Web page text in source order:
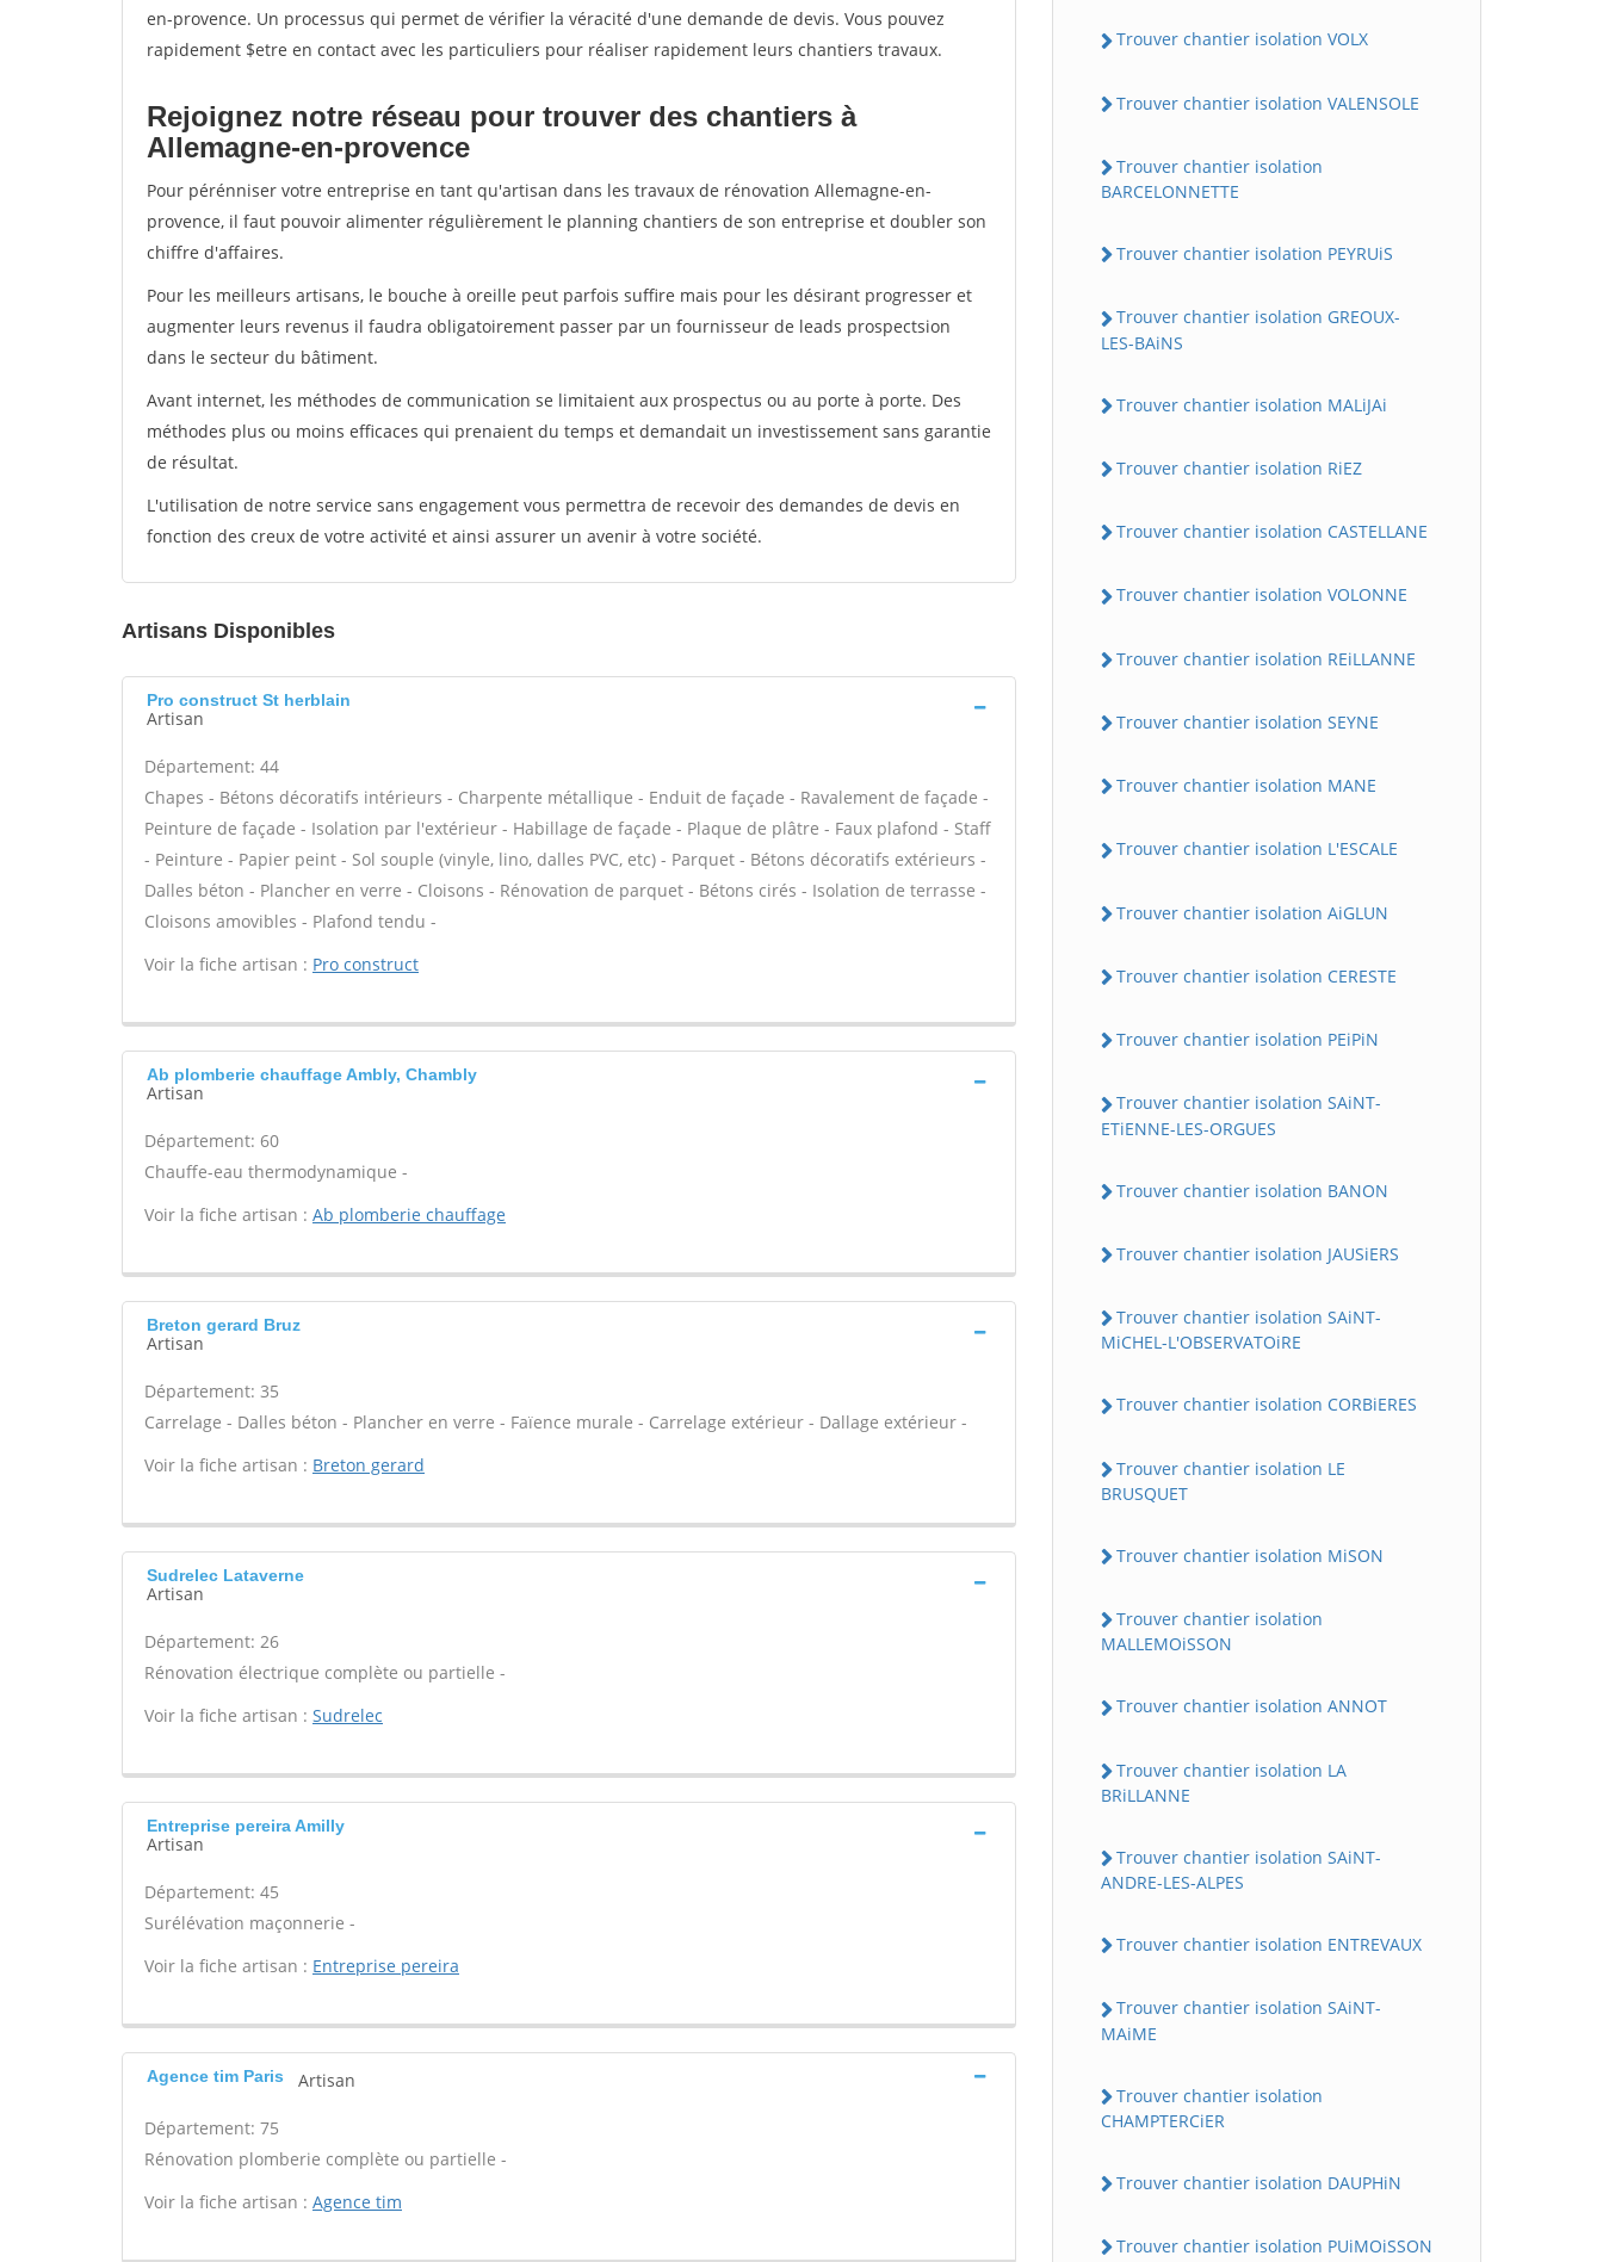
en-provence. Un processus qui permet de vérifier la véracité d'une demande de devis. Vous pouvez
rapidement $etre en contact avec les particuliers pour réaliser rapidement leurs chantiers travaux.
Rejoignez notre réseau pour trouver des chantiers à
Allemagne-en-provence
Pour pérénniser votre entreprise en tant qu'artisan dans les travaux de rénovation Allemagne-en-
provence, il faut pouvoir alimenter régulièrement le planning chantiers de son entreprise et doubler son
chiffre d'affaires.
Pour les meilleurs artisans, le bouche à oreille peut parfois suffire mais pour les désirant progresser et
augmenter leurs revenus il faudra obligatoirement passer par un fournisseur de leads prospectsion
dans le secteur du bâtiment.
Avant internet, les méthodes de communication se limitaient aux prospectus ou au porte à porte. Des
méthodes plus ou moins efficaces qui prenaient du temps et demandait un investissement sans garantie
de résultat.
L'utilisation de notre service sans engagement vous permettra de recevoir des demandes de devis en
fonction des creux de votre activité et ainsi assurer un avenir à votre société.
Artisans Disponibles
Pro construct St herblain
Artisan
Département: 44
Chapes - Bétons décoratifs intérieurs - Charpente métallique - Enduit de façade - Ravalement de façade -
Peinture de façade - Isolation par l'extérieur - Habillage de façade - Plaque de plâtre - Faux plafond - Staff
- Peinture - Papier peint - Sol souple (vinyle, lino, dalles PVC, etc) - Parquet - Bétons décoratifs extérieurs -
Dalles béton - Plancher en verre - Cloisons - Rénovation de parquet - Bétons cirés - Isolation de terrasse -
Cloisons amovibles - Plafond tendu -
Voir la fiche artisan : Pro construct
Ab plomberie chauffage Ambly, Chambly
Artisan
Département: 60
Chauffe-eau thermodynamique -
Voir la fiche artisan : Ab plomberie chauffage
Breton gerard Bruz
Artisan
Département: 35
Carrelage - Dalles béton - Plancher en verre - Faïence murale - Carrelage extérieur - Dallage extérieur -
Voir la fiche artisan : Breton gerard
Sudrelec Lataverne
Artisan
Département: 26
Rénovation électrique complète ou partielle -
Voir la fiche artisan : Sudrelec
Entreprise pereira Amilly
Artisan
Département: 45
Surélévation maçonnerie -
Voir la fiche artisan : Entreprise pereira
Agence tim Paris Artisan
Département: 75
Rénovation plomberie complète ou partielle -
Voir la fiche artisan : Agence tim
Trouver chantier isolation VOLX
Trouver chantier isolation VALENSOLE
Trouver chantier isolation
BARCELONNETTE
Trouver chantier isolation PEYRUiS
Trouver chantier isolation GREOUX-
LES-BAiNS
Trouver chantier isolation MALiJAi
Trouver chantier isolation RiEZ
Trouver chantier isolation CASTELLANE
Trouver chantier isolation VOLONNE
Trouver chantier isolation REiLLANNE
Trouver chantier isolation SEYNE
Trouver chantier isolation MANE
Trouver chantier isolation L'ESCALE
Trouver chantier isolation AiGLUN
Trouver chantier isolation CERESTE
Trouver chantier isolation PEiPiN
Trouver chantier isolation SAiNT-
ETiENNE-LES-ORGUES
Trouver chantier isolation BANON
Trouver chantier isolation JAUSiERS
Trouver chantier isolation SAiNT-
MiCHEL-L'OBSERVATOiRE
Trouver chantier isolation CORBiERES
Trouver chantier isolation LE
BRUSQUET
Trouver chantier isolation MiSON
Trouver chantier isolation
MALLEMOiSSON
Trouver chantier isolation ANNOT
Trouver chantier isolation LA
BRiLLANNE
Trouver chantier isolation SAiNT-
ANDRE-LES-ALPES
Trouver chantier isolation ENTREVAUX
Trouver chantier isolation SAiNT-
MAiME
Trouver chantier isolation
CHAMPTERCiER
Trouver chantier isolation DAUPHiN
Trouver chantier isolation PUiMOiSSON